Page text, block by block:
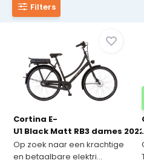
Filters
Cortina E-
U1 Black Matt RB3 dames 2022
Op zoek naar een krachtige
en betaalbare elektri...